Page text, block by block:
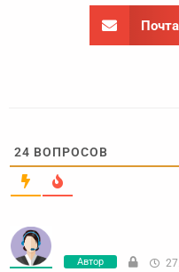
Почта
24 ВОПРОСОВ
Автор